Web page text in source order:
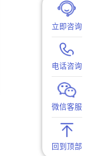
怎么找实习
英国埃克塞特大学国际教育硕士好找工作吗